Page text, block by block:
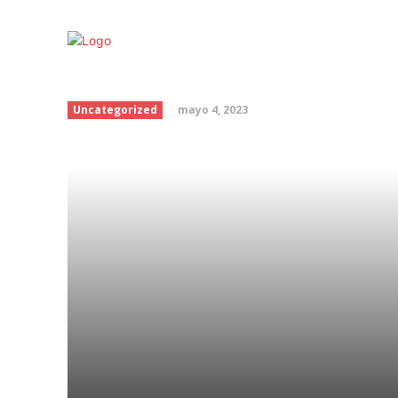
Tu cabello después de
Uncategorized mayo 4, 2023